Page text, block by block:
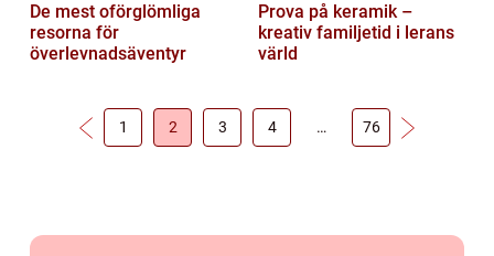
De mest oförglömliga
resorna för
överlevnadsäventyr
Prova på keramik –
kreativ familjetid i lerans
värld
1 2 3 4 … 76